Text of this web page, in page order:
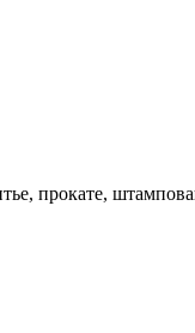
прокате,